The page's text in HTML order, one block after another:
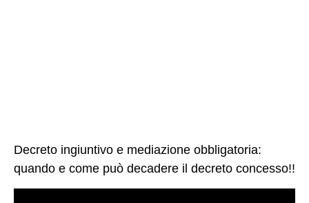
Decreto ingiuntivo e mediazione obbligatoria:
quando e come può decadere il decreto concesso!!